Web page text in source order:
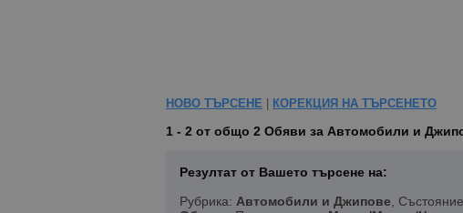
НОВО ТЪРСЕНЕ КОРЕКЦИЯ НА ТЪРСЕНЕТО
1 - 2 от общо 2 Обяви за Автомобили и
Резултат от Вашето търсене на:
Рубрика: Автомобили и Джипове,